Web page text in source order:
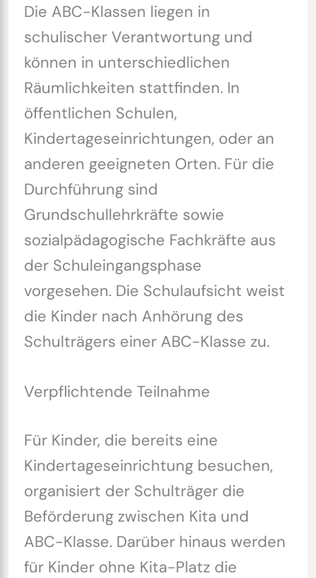
Die ABC-Klassen liegen in
schulischer Verantwortung und
können in unterschiedlichen
Räumlichkeiten stattfinden. In
öffentlichen Schulen,
Kindertageseinrichtungen, oder an
anderen geeigneten Orten. Für die
Durchführung sind
Grundschullehrkräfte sowie
sozialpädagogische Fachkräfte aus
der Schuleingangsphase
vorgesehen. Die Schulaufsicht weist
die Kinder nach Anhörung des
Schulträgers einer ABC-Klasse zu.
Verpflichtende Teilnahme
Für Kinder, die bereits eine
Kindertageseinrichtung besuchen,
organisiert der Schulträger die
Beförderung zwischen Kita und
ABC-Klasse. Darüber hinaus werden
für Kinder ohne Kita-Platz die